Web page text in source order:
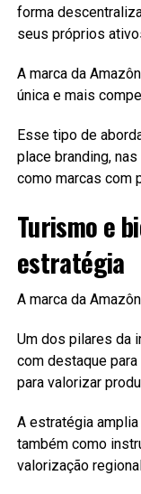
forma
seus próprios
A marca da
única e mais
Esse tipo de
place branding,
como marcas com
Turismo e
estratégia
A marca da
Um dos pilares da
com destaque para
para valorizar
A estratégia
também como
valorização